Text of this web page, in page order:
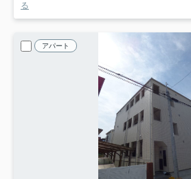
る
アパート